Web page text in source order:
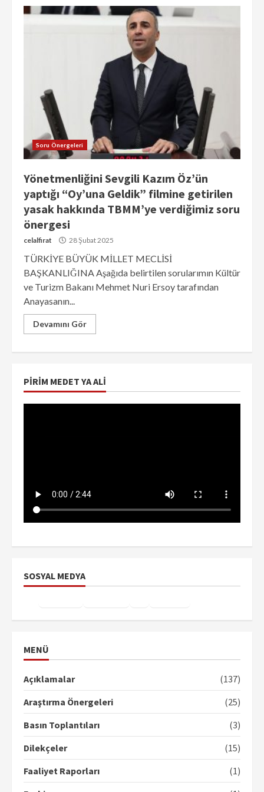
Soru Önergeleri
Yönetmenliğini Sevgili Kazım Öz’ün
yaptığı “Oy’una Geldik” filmine getirilen
yasak hakkında TBMM’ye verdiğimiz soru
önergesi
celalfirat 28 Şubat 2025
TÜRKİYE BÜYÜK MİLLET MECLİSİ
BAŞKANLIĞINA Aşağıda belirtilen sorularımın Kültür
ve Turizm Bakanı Mehmet Nuri Ersoy tarafından
Anayasanın...
Devamını Gör
PIRIM MEDET YA ALI
SOSYAL MEDYA
MENÜ
Açıklamalar
(137)
Araştırma Önergeleri
(25)
Basın Toplantıları
(3)
Dilekçeler
(15)
Faaliyet Raporları
(1)